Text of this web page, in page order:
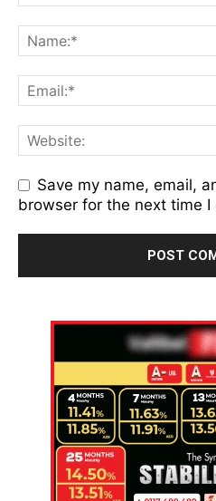
Save my name, email,
browser for the next time I